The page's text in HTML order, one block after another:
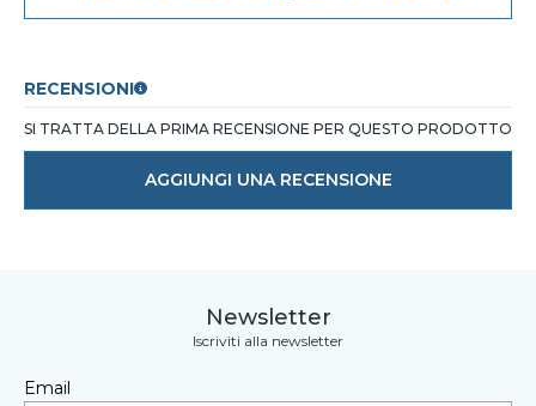
RECENSIONI
SI TRATTA DELLA PRIMA RECENSIONE PER QUESTO PRODOTTO
AGGIUNGI UNA RECENSIONE
Newsletter
Iscriviti alla newsletter
Email